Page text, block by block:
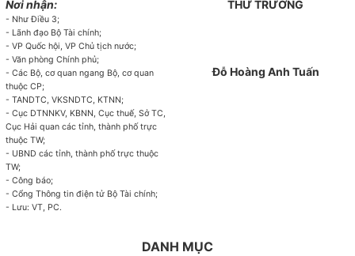
Nơi nhận:
- Như Điều 3;
- Lãnh đạo Bộ Tài chính;
- VP Quốc hội, VP Chủ tịch nước;
- Văn phòng Chính phủ;
- Các Bộ, cơ quan ngang Bộ, cơ quan
thuộc CP;
- TANDTC, VKSNDTC, KTNN;
- Cục DTNNKV, KBNN, Cục thuế, Sở TC,
Cục Hải quan các tỉnh, thành phố trực
thuộc TW;
- UBND các tỉnh, thành phố trực thuộc
TW;
- Công báo;
- Cổng Thông tin điện tử Bộ Tài chính;
- Lưu: VT, PC.
THỨ TRƯỞNG
Đỗ Hoàng Anh Tuấn
DANH MỤC